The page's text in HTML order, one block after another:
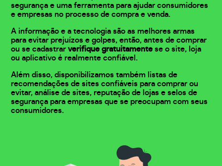
segurança e uma ferramenta para ajudar consumidores
e empresas no processo de compra e venda.
A informação e a tecnologia são as melhores armas
para evitar prejuízos e golpes, então, antes de comprar
ou se cadastrarverifique gratuitamente se o site, loja
ou aplicativo é realmente confiável.
Além disso, disponibilizamos também listas de
recomendações de sites confiáveis para comprar ou
evitar, análise de sites, reputação de lojas e selos de
segurança para empresas que se preocupam com seus
consumidores.